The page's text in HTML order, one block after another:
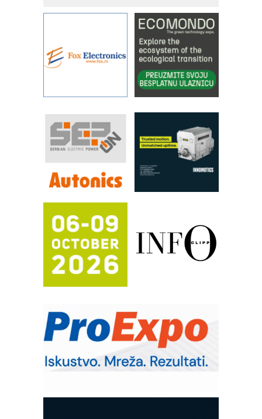
sistema
YAMADA pumpe – japanska
pouzdanost u transferu fluida
Filtration Group Industrial – Napredna
rešenja za filtraciju u hidrauličkim i
procesnim sistemima
Art Utopia Studio – vizuelne priče
RILINEX kompanije Rittal
FANUC: Najbolje za vašu pametnu
automatizaciju
Efikasno upravljanje energijom
Automatizacija pakovanja · Display
Proizvodnja iC7 Hybrid 1500 VDC
mrežnog pretvarača sa tečnim
hlađenjem
Potpuna efikasnost bez složenih
sistema
IB BLUMENAUER - više od 40 godina
poverenja u industriji
RMQ-TITAN ADVANCED INDICATOR
– Pametna signalizacija za efikasnije
upravljanje mašinama